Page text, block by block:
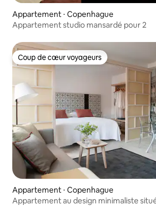
Appartement ⋅ Copenhague
Appartement studio mansardé pour 2
Coup de cœur voyageurs
Coup de cœur voyageurs
Appartement ⋅ Copenhague
Appartement au design minimaliste